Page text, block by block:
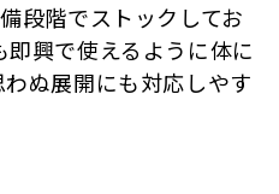
段階でストックしてお
興で使えるように体に
ぬ展開にも対応しやす